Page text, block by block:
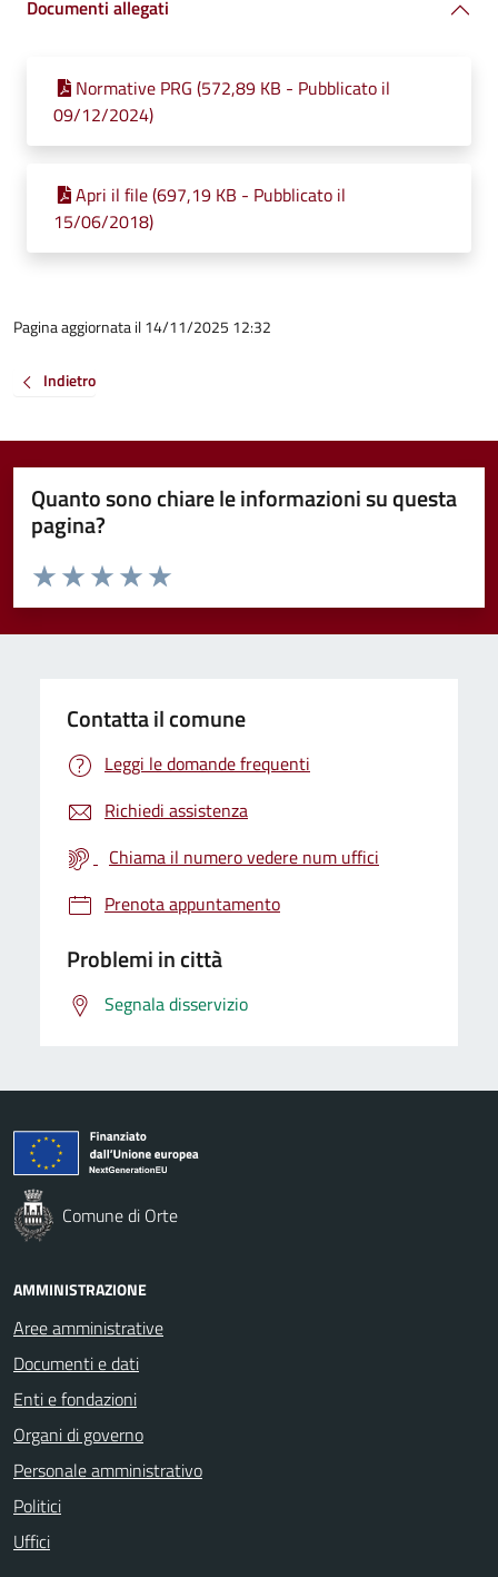
Documenti allegati
Normative PRG (572,89 KB - Pubblicato il
09/12/2024)
Apri il file (697,19 KB - Pubblicato il
15/06/2018)
Pagina aggiornata il 14/11/2025 12:32
Indietro
Quanto sono chiare le informazioni su questa
pagina?
Valuta da 1 a 5 stelle la pagina
Valuta 5 stelle su 5
Valuta 4 stelle su 5
Valuta 3 stelle su 5
Valuta 2 stelle su 5
Valuta 1 stelle su 5
Contatta il comune
Leggi le domande frequenti
Richiedi assistenza
Chiama il numero vedere num uffici
Prenota appuntamento
Problemi in città
Segnala disservizio
Comune di Orte
AMMINISTRAZIONE
Aree amministrative
Documenti e dati
Enti e fondazioni
Organi di governo
Personale amministrativo
Politici
Uffici